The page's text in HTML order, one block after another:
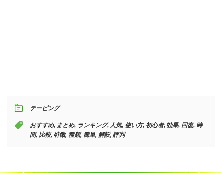
テーピング
おすすめ, まとめ, ランキング, 人気, 使い方, 初心者, 効果, 回復, 時
間, 比較, 特徴, 種類, 簡単, 解説, 評判